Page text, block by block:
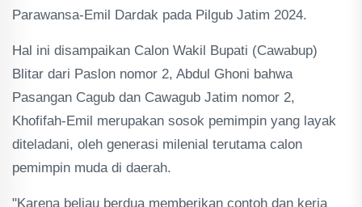
Parawansa-Emil Dardak pada Pilgub Jatim 2024.
Hal ini disampaikan Calon Wakil Bupati (Cawabup)
Blitar dari Paslon nomor 2, Abdul Ghoni bahwa
Pasangan Cagub dan Cawagub Jatim nomor 2,
Khofifah-Emil merupakan sosok pemimpin yang layak
diteladani, oleh generasi milenial terutama calon
pemimpin muda di daerah.
"Karena beliau berdua memberikan contoh dan kerja